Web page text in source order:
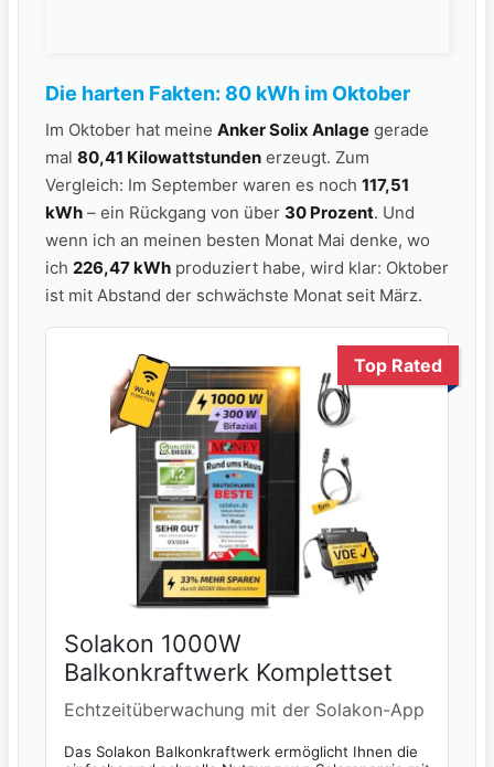
Die harten Fakten: 80 kWh im Oktober
Im Oktober hat meine Anker Solix Anlage gerade
mal 80,41 Kilowattstunden erzeugt. Zum
Vergleich: Im September waren es noch 117,51
kWh – ein Rückgang von über 30 Prozent. Und
wenn ich an meinen besten Monat Mai denke, wo
ich 226,47 kWh produziert habe, wird klar: Oktober
ist mit Abstand der schwächste Monat seit März.
Top Rated
Solakon 1000W
Balkonkraftwerk Komplettset
Echtzeitüberwachung mit der Solakon-App
Das Solakon Balkonkraftwerk ermöglicht Ihnen die